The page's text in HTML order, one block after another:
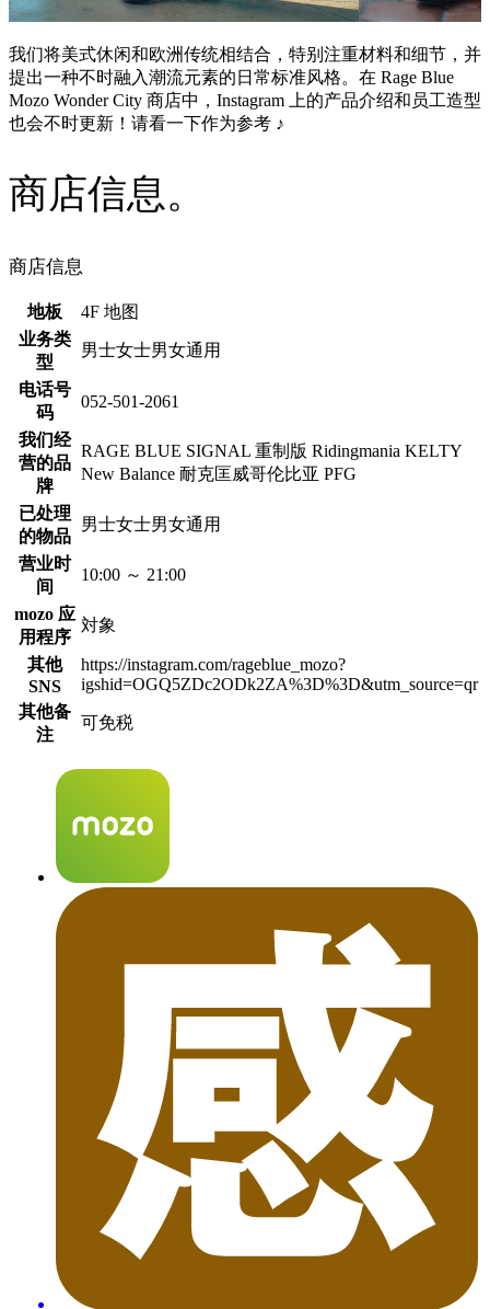
我们将美式休闲和欧洲传统相结合，特别注重材料和细节，并
提出一种不时融入潮流元素的日常标准风格。在 Rage Blue
Mozo Wonder City 商店中，Instagram 上的产品介绍和员工造型
也会不时更新！请看一下作为参考 ♪
商店信息。
商店信息
地板
4F 地图
业务类
型
男士女士男女通用
电话号
码
052-501-2061
我们经
营的品
牌
RAGE BLUE SIGNAL 重制版 Ridingmania KELTY
New Balance 耐克匡威哥伦比亚 PFG
已处理
的物品
男士女士男女通用
营业时
间
10:00 ～ 21:00
mozo 应
用程序
対象
其他
SNS
https://instagram.com/rageblue_mozo?
igshid=OGQ5ZDc2ODk2ZA%3D%3D&utm_source=qr
其他备
注
可免税